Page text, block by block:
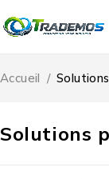
Solutions
Accueil /